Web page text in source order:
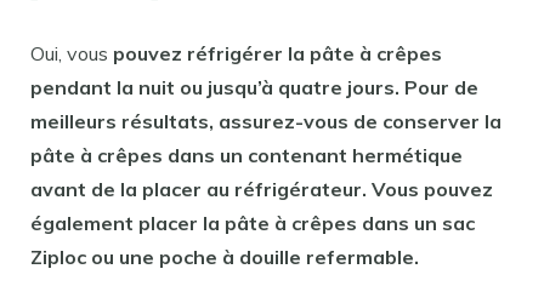
Oui, vous pouvez réfrigérer la pâte à crêpes
pendant la nuit ou jusqu’à quatre jours. Pour de
meilleurs résultats, assurez-vous de conserver la
pâte à crêpes dans un contenant hermétique
avant de la placer au réfrigérateur. Vous pouvez
également placer la pâte à crêpes dans un sac
Ziploc ou une poche à douille refermable.